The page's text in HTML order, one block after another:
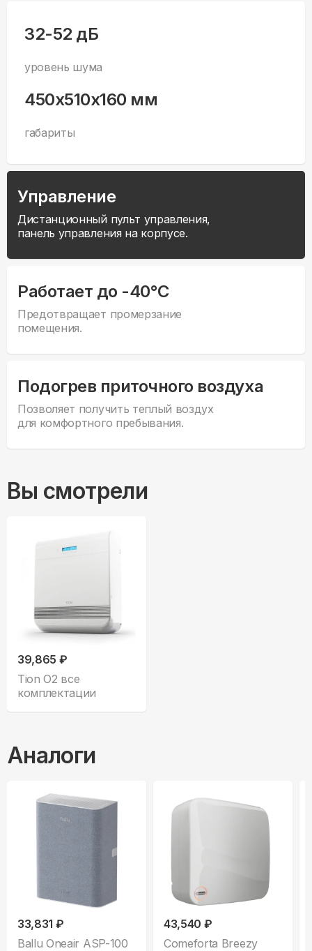
32-52 дБ
уровень шума
450x510x160 мм
габариты
Управление
Дистанционный пульт управления,
панель управления на корпусе.
Работает до -40°С
Предотвращает промерзание
помещения.
Подогрев приточного воздуха
Позволяет получить теплый воздух
для комфортного пребывания.
Вы смотрели
39,865 ₽
Tion O2 все
комплектации
Аналоги
33,831 ₽
Ballu Oneair ASP-100
43,540 ₽
Comeforta Breezy